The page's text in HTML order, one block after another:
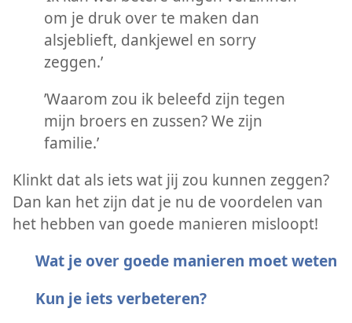
om je druk over te maken dan
alsjeblieft, dankjewel en sorry
zeggen.’
’Waarom zou ik beleefd zijn tegen
mijn broers en zussen? We zijn
familie.’
Klinkt dat als iets wat jij zou kunnen zeggen?
Dan kan het zijn dat je nu de voordelen van
het hebben van goede manieren misloopt!
Wat je over goede manieren moet weten
Kun je iets verbeteren?